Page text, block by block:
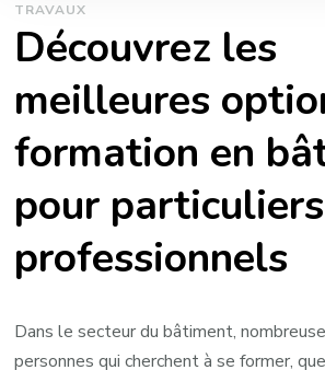
TRAVAUX
Découvrez les
meilleures
formation en
pour
professionnels
Dans le secteur du bâtiment,
personnes qui cherchent à se former,